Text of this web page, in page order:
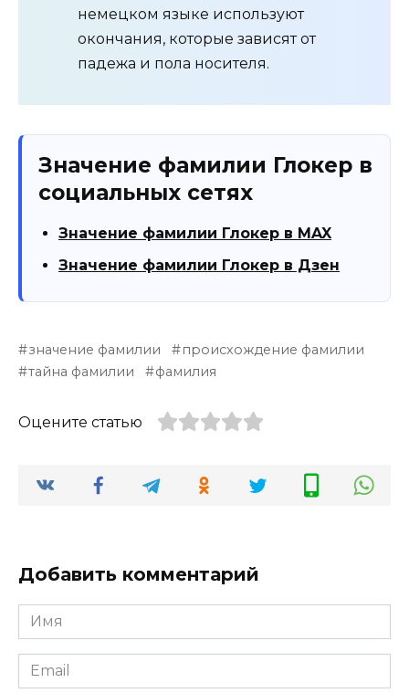
немецком языке используют
окончания, которые зависят от
падежа и пола носителя.
Значение фамилии Глокер в
социальных сетях
Значение фамилии Глокер в MAX
Значение фамилии Глокер в Дзен
значение фамилии
происхождение фамилии
тайна фамилии
фамилия
Оцените статью
Добавить комментарий
Имя
*
Email
*